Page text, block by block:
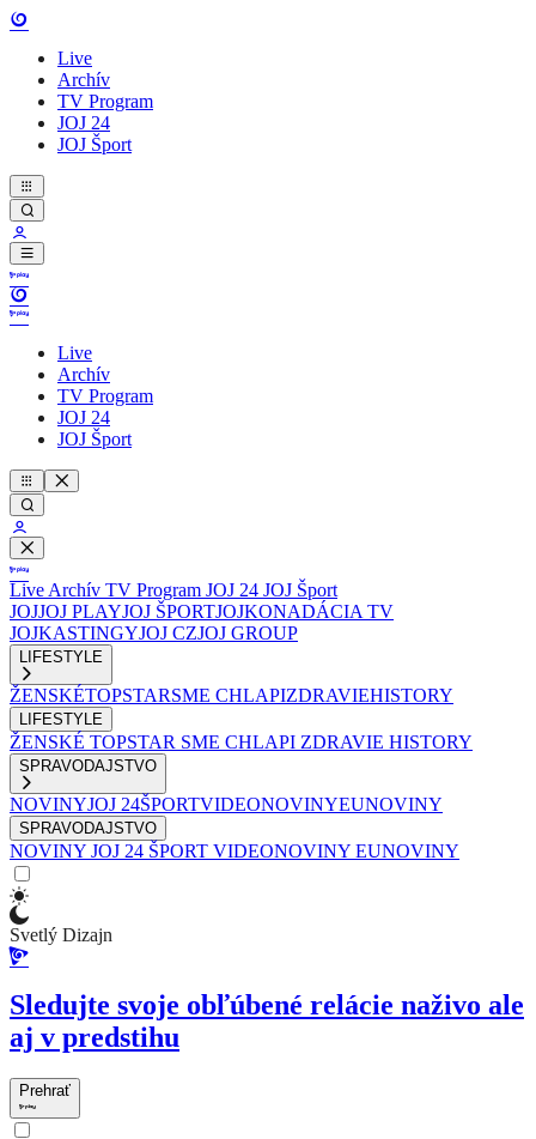
Live
Archív
TV Program
JOJ 24
JOJ Šport
Live
Archív
TV Program
JOJ 24
JOJ Šport
Live Archív TV Program JOJ 24 JOJ Šport
JOJJOJ PLAYJOJ ŠPORTJOJKONADÁCIA TV
JOJKASTINGYJOJ CZJOJ GROUP
LIFESTYLE
ŽENSKÉTOPSTARSME CHLAPIZDRAVIEHISTORY
LIFESTYLE
ŽENSKÉ TOPSTAR SME CHLAPI ZDRAVIE HISTORY
SPRAVODAJSTVO
NOVINYJOJ 24ŠPORTVIDEONOVINYEUNOVINY
SPRAVODAJSTVO
NOVINY JOJ 24 ŠPORT VIDEONOVINY EUNOVINY
Svetlý Dizajn
Sledujte svoje obľúbené relácie naživo ale
aj v predstihu
Prehrať